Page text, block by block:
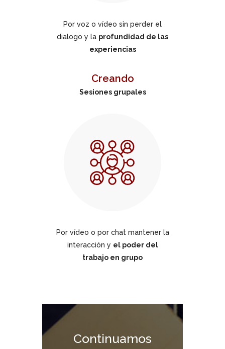
Por voz o vídeo sin perder el
dialogo y la profundidad de las
experiencias
Creando
Sesiones grupales
Por vídeo o por chat mantener la
interacción y el poder del
trabajo en grupo
Continuamos